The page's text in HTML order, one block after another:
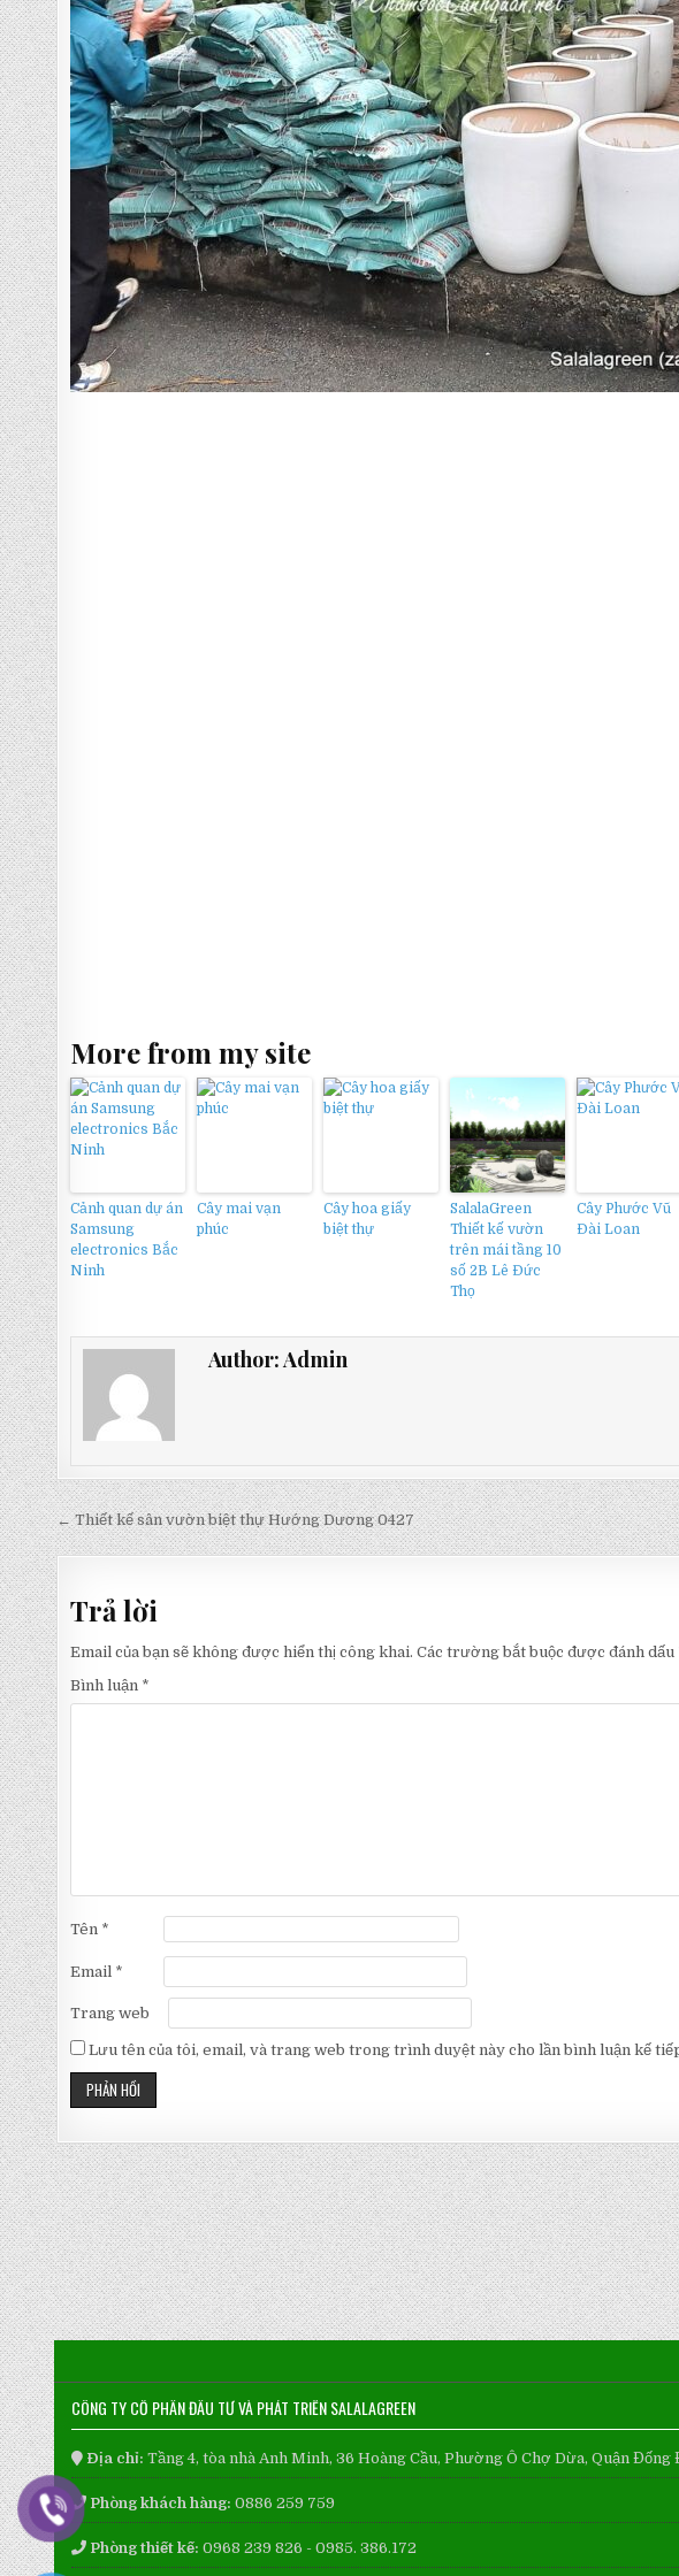
More from my site
Cảnh quan dự án
Samsung
electronics Bắc
Ninh
Cây mai vạn
phúc
Cây hoa giấy
biệt thự
SalalaGreen
Thiết kế vườn
trên mái tầng 10
số 2B Lê Đức
Thọ
Cây Phước Vũ
Đài Loan
Author:Admin
Điều
hướng
bài
viết
← Thiết kế sân vườn biệt thự Hướng Dương 0427
Trả lời
Email của bạn sẽ không được hiển thị công khai. Các trường bắt buộc được đánh dấu
Bình luận *
Tên *
Email *
Trang web
Lưu tên của tôi, email, và trang web trong trình duyệt này cho lần bình luận kế
CÔNG TY CỔ PHẦN ĐẦU TƯ VÀ PHÁT TRIỂN SALALAGREEN
Địa chỉ: Tầng 4, tòa nhà Anh Minh, 36 Hoàng Cầu, Phường Ô Chợ Dừa, Quận
Phòng khách hàng: 0886 259 759
Phòng thiết kế: 0968 239 826 - 0985. 386.172